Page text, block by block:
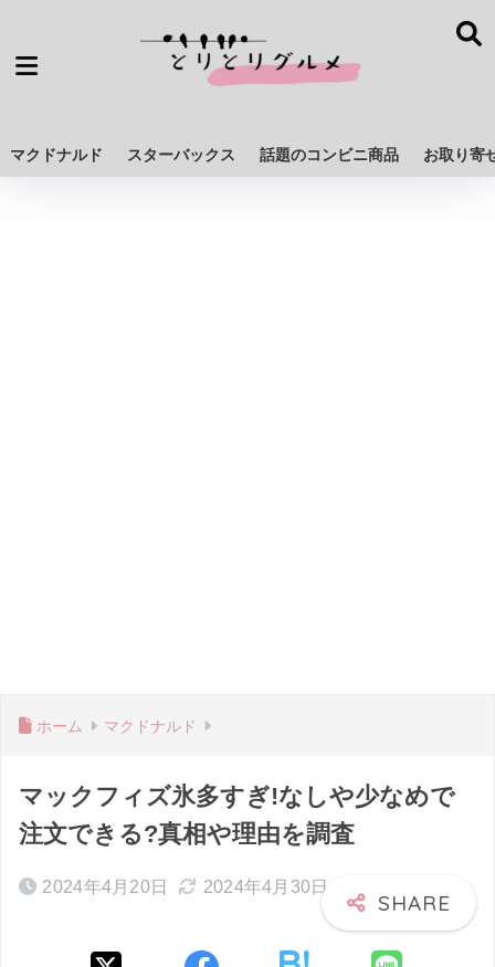
マクドナルド スターバックス 話題のコンビニ商品 お取り寄
ホーム マクドナルド
マックフィズ氷多すぎ!なしや少なめで
注文できる?真相や理由を調査
2024年4月20日 2024年4月30日